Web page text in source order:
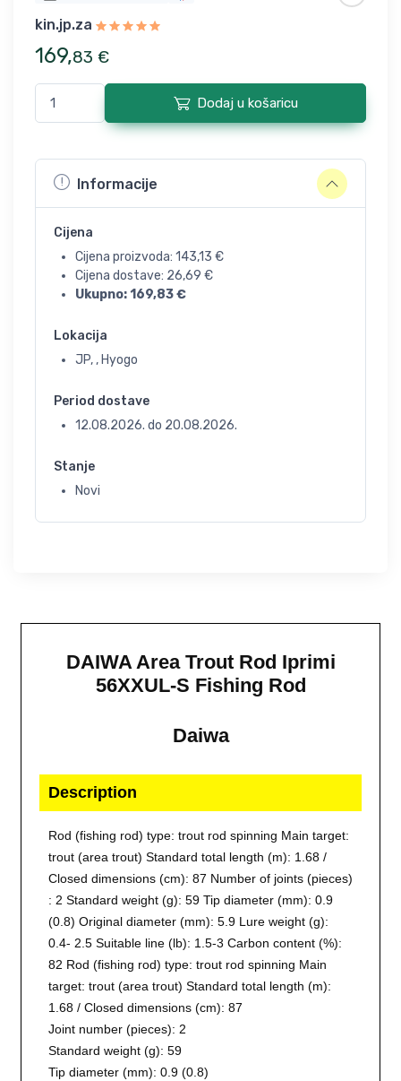
kin.jp.za
169,83 €
Dodaj u košaricu
Informacije
Cijena
Cijena proizvoda: 143,13 €
Cijena dostave: 26,69 €
Ukupno:169,83€
Lokacija
JP, , Hyogo
Period dostave
12.08.2026. do 20.08.2026.
Stanje
Novi